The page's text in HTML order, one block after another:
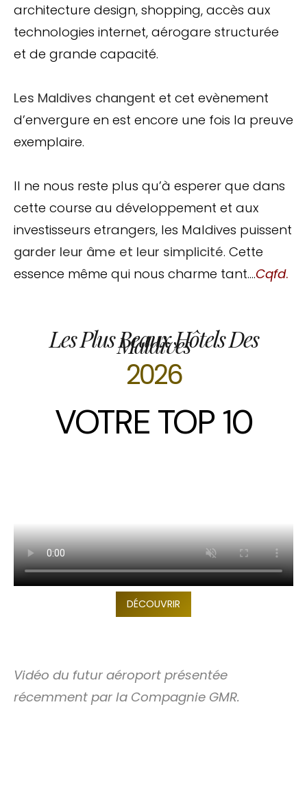
architecture design, shopping, accès aux
technologies internet, aérogare structurée
et de grande capacité.
Les Maldives changent et cet evènement
d’envergure en est encore une fois la preuve
exemplaire.
Il ne nous reste plus qu’à esperer que dans
cette course au développement et aux
investisseurs etrangers, les Maldives puissent
garder leur âme et leur simplicité. Cette
essence même qui nous charme tant….Cqfd.
Les Plus Beaux Hôtels Des
Maldives
2026
VOTRE TOP 10
DÉCOUVRIR
Vidéo du futur aéroport présentée
récemment par la Compagnie GMR.